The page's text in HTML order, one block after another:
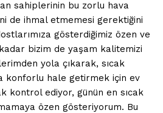
Ses !!!
sahiplerinin bu zorlu hava
de ihmal etmemesi gerektiğini
gösterdiğimiz özen ve
bizim de yaşam kalitemizi
yola çıkarak, sıcak
konforlu hale getirmek için ev
kontrol ediyor, günün en sıcak
özen gösteriyorum. Bu